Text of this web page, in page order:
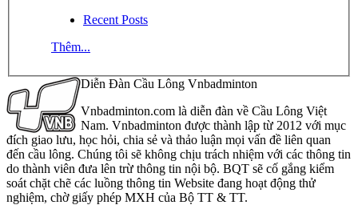
Recent Posts
Thêm...
Diễn Đàn Cầu Lông Vnbadminton
Vnbadminton.com là diễn đàn về Cầu Lông Việt
Nam. Vnbadminton được thành lập từ 2012 với mục
đích giao lưu, học hỏi, chia sẻ và thảo luận mọi vấn đề liên quan
đến cầu lông. Chúng tôi sẽ không chịu trách nhiệm với các thông tin
do thành viên đưa lên trừ thông tin nội bộ. BQT sẽ cố gắng kiểm
soát chặt chẽ các luồng thông tin Website đang hoạt động thử
nghiệm, chờ giấy phép MXH của Bộ TT & TT.